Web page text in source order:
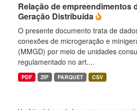
Relação de empreendimentos
Geração Distribuída
O presente documento trata de
conexões de microgeração e
(MMGD) por meio de unidades
regulamentado no art....
PDF ZIP PARQUET CSV